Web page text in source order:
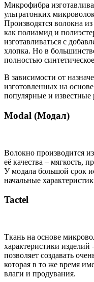
Микрофибра
ультратонких
Производятся волокна
как полиамид и
изготавливаться с
хлопка. Но в
полностью
В зависимости от
изготовленных на
популярные и известные
Modal (Модал)
Волокно производится
её качества – мягкость,
У модала большой срок
начальные
Tactel
Ткань на основе
характеристики изделий
позволяет создавать
которая в то же время
влаги и продувания.